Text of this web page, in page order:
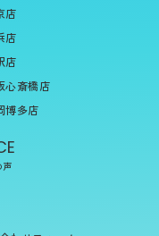
店
店
店
心斎橋店
博多店
声